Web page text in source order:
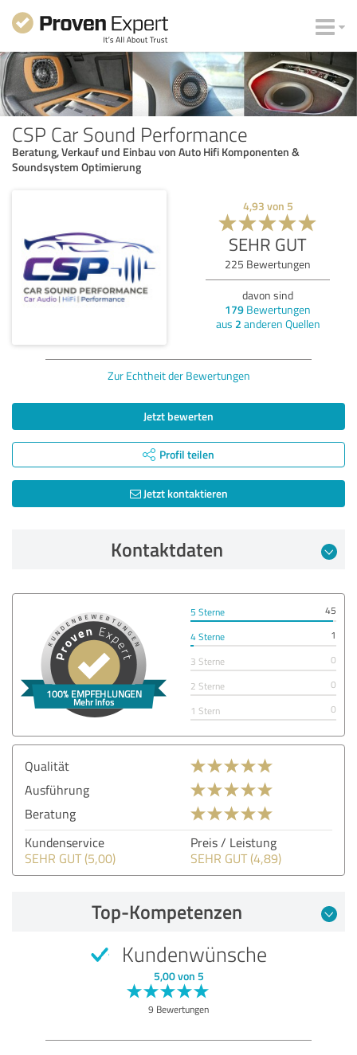
CSP Car Sound Performance
Beratung, Verkauf und Einbau von Auto Hifi Komponenten &
Soundsystem Optimierung
4,93 von 5
SEHR GUT
225 Bewertungen
davon sind
179 Bewertungen
aus 2 anderen Quellen
Zur Echtheit der Bewertungen
Jetzt bewerten
Profil teilen
Jetzt kontaktieren
Kontaktdaten
5 Sterne
45
4 Sterne
1
3 Sterne
0
2 Sterne
0
1 Stern
0
Qualität
Ausführung
Beratung
Kundenservice
SEHR GUT (5,00)
Preis / Leistung
SEHR GUT (4,89)
Top-Kompetenzen
Kundenwünsche
5,00 von 5
9 Bewertungen